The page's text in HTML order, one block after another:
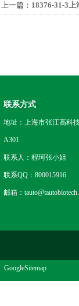
上一篇： 18376-31-3
联系方式
地址：上海市张江高科
A301
联系人：程珂张小姐
联系QQ：800015916
邮箱：
GoogleSitemap